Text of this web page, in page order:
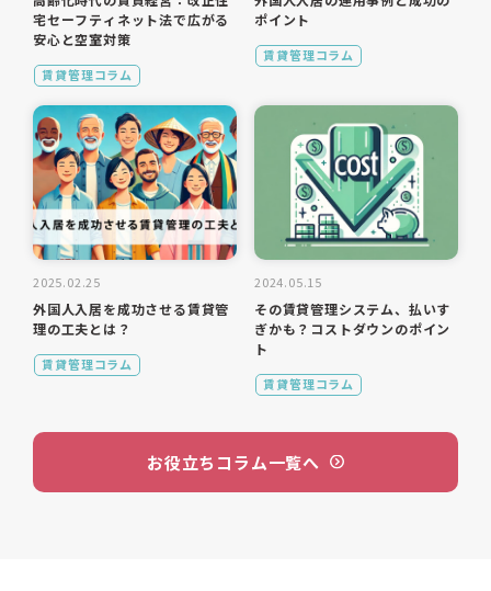
宅セーフティネット法で広がる
安心と空室対策
賃貸管理コラム
ポイント
賃貸管理コラム
2025.02.25
外国人入居を成功させる賃貸管
理の工夫とは？
賃貸管理コラム
2024.05.15
その賃貸管理システム、払いす
ぎかも？コストダウンのポイン
ト
賃貸管理コラム
お役立ちコラム一覧へ